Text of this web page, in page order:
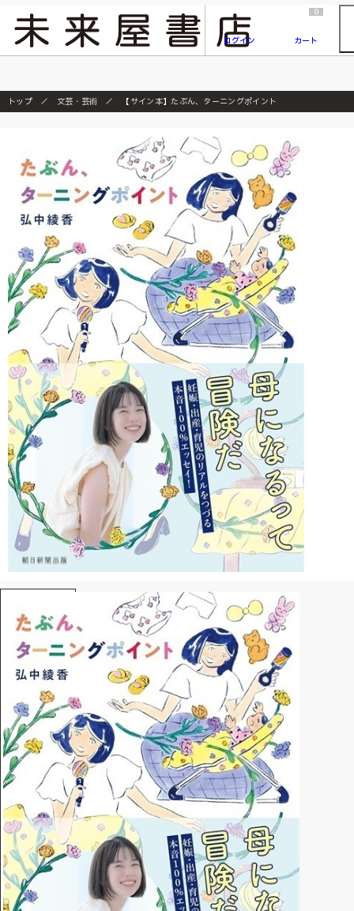
『ONE PIECE magazine 021 ONE PIECEカード付き同梱版』発売延期のご案内
ログイン
0
カート
トップ 文芸・芸術 【サイン本】たぶん、ターニングポイント